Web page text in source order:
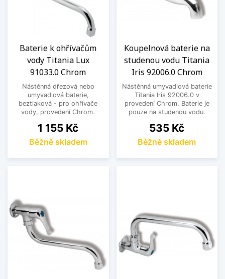
Baterie k ohřívačům
vody Titania Lux
91033.0 Chrom
Nástěnná dřezová nebo
umyvadlová baterie,
beztlaková - pro ohřívače
vody, provedení Chrom.
Cena
1 155 Kč
Běžně skladem
Koupelnová baterie na
studenou vodu Titania
Iris 92006.0 Chrom
Nástěnná umyvadlová baterie
Titania Iris 92006.0 v
provedení Chrom. Baterie je
pouze na studenou vodu.
Cena
535 Kč
Běžně skladem